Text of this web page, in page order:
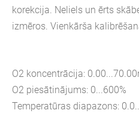
korekcija. Neliels un ērts
izmēros. Vienkārša
O2 koncentrācija:
O2 piesātinājums: 0...600%
Temperatūras diapazons: